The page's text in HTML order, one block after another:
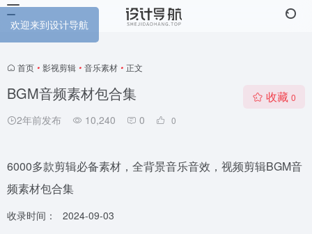
首页 • 影视剪辑 • 音乐素材 • 正文
BGM音频素材包合集
2年前发布 10,240 0 0
收藏 0
6000多款剪辑必备素材，全背景音乐音效，视频剪辑BGM音
频素材包合集
收录时间：
2024-09-03
欢迎来到设计导航